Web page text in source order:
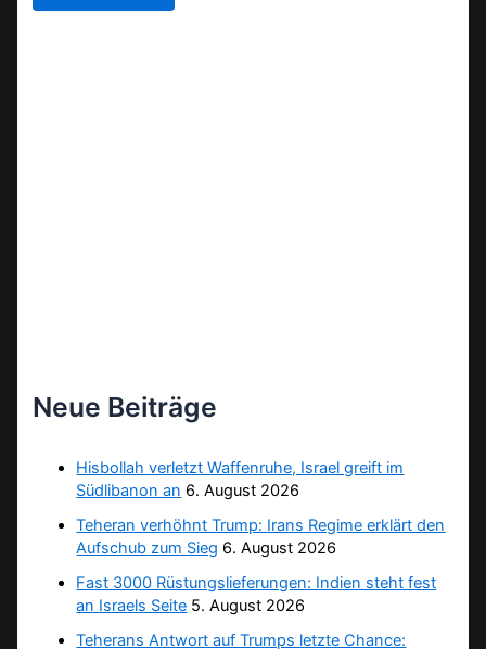
Neue Beiträge
Hisbollah verletzt Waffenruhe, Israel greift im
Südlibanon an 6. August 2026
Teheran verhöhnt Trump: Irans Regime erklärt den
Aufschub zum Sieg 6. August 2026
Fast 3000 Rüstungslieferungen: Indien steht fest
an Israels Seite 5. August 2026
Teherans Antwort auf Trumps letzte Chance: